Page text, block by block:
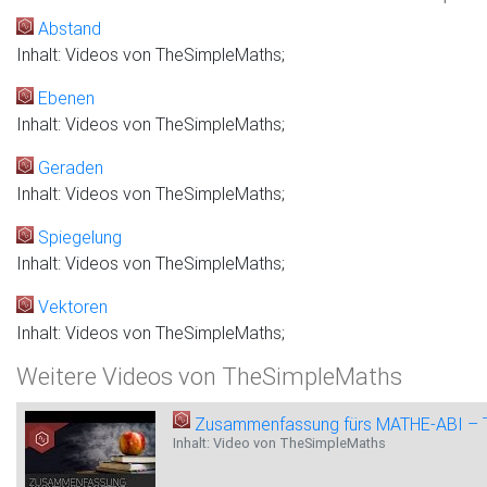
Abstand
Inhalt: Videos von TheSimpleMaths;
Ebenen
Inhalt: Videos von TheSimpleMaths;
Geraden
Inhalt: Videos von TheSimpleMaths;
Spiegelung
Inhalt: Videos von TheSimpleMaths;
Vektoren
Inhalt: Videos von TheSimpleMaths;
Weitere Videos von TheSimpleMaths
Zusammenfassung fürs MATHE-ABI –
Inhalt: Video von TheSimpleMaths